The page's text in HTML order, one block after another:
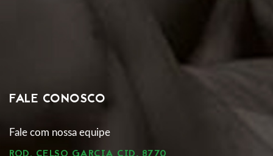
FALE CONOSCO
Fale com nossa equipe